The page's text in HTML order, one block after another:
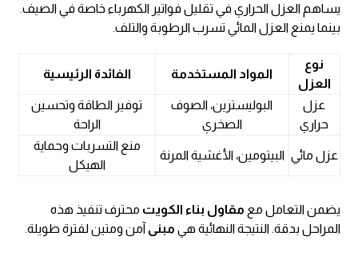
يساهم العزل الحراري في تقليل فواتير الكهرباء خاصة في الصيف.
بينما يمنع العزل المائي تسرب الرطوبة والتلف.
نوع
العزل
المواد المستخدمة الفائدة الرئيسية
عزل
حراري
البوليسترين، الصوف
الصخري
توفير الطاقة وتحسين
الراحة
عزل مائي البيتومين، الأغشية المرنة
منع التسربات وحماية
الهيكل
يضمن التعامل مع مقاول بناء الكويت محترف تنفيذ هذه
المراحل بدقة. النتيجة النهائية هي مبنى آمن ومتين لفترة طويلة.